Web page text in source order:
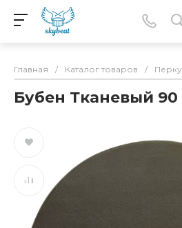
Главная / Каталог товаров /
Бубен Тканевый